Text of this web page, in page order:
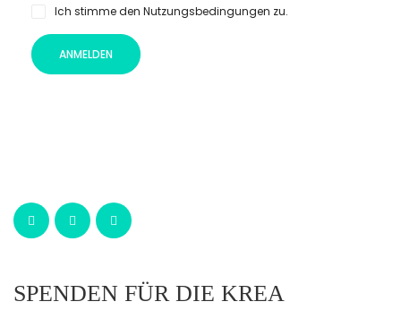
Ich stimme den Nutzungsbedingungen zu.
ANMELDEN
SPENDEN FÜR DIE KREA